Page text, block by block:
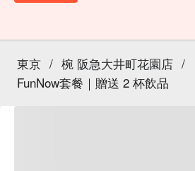
東京 / 椀 阪急大井町花園店 /
FunNow套餐｜贈送 2 杯飲品